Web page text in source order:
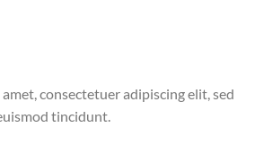
consectetuer adipiscing elit, sed
tincidunt.